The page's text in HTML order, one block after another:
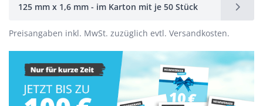
125 mm x 1,6 mm - im Karton mit je 50 Stück
Preisangaben inkl. MwSt. zuzüglich evtl. Versandkosten.